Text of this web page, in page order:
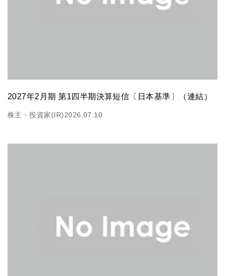
2027年2月期 第1四半期決算短信〔日本基準〕（連結）
株主・投資家(IR)2026.07.10